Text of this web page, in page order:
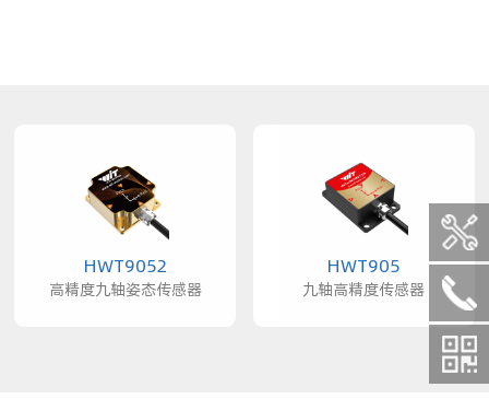
HWT9052
高精度九轴姿态传感器
HWT905
九轴高精度传感器